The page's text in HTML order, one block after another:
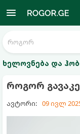
ხელოვნება და
როგორ
ავტორი: 09 ივლ